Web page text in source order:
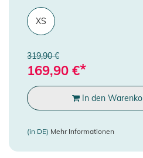
XS
319,90 €
169,90 €*
In den
(in DE) Mehr Informationen